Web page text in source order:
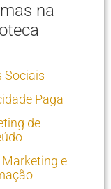
na
Sociais
Paga
de
Marketing e